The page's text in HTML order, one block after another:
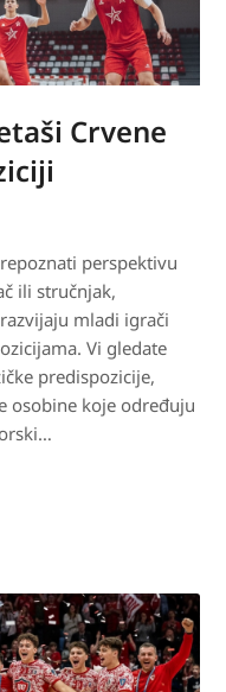
Crvene
perspektivu
ili stručnjak,
mladi igrači
Vi gledate
predispozicije,
osobine koje određuju